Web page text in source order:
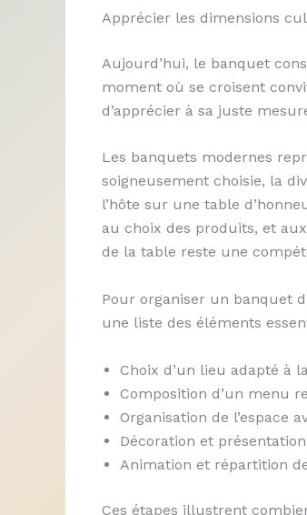
Apprécier les dimensions
Aujourd’hui, le banquet
moment où se croisent
d’apprécier à sa juste
Les banquets modernes
soigneusement choisie, la
l’hôte sur une table
au choix des produits, et
de la table reste une
Pour organiser un banquet
une liste des éléments
Choix d’un lieu adapté à
Composition d’un menu
Organisation de l’espace
Décoration et
Animation et répartition
Ces étapes illustrent